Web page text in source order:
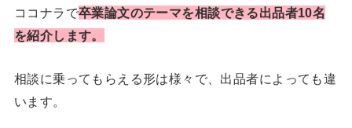
ココナラで卒業論文のテーマを相談できる出品者10名
を紹介します。
相談に乗ってもらえる形は様々で、出品者によっても違
います。